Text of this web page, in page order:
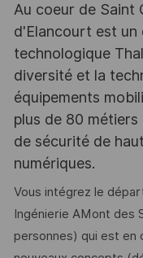
Au coeur de Saint
d'Elancourt est un
technologique
diversité et la
équipements
plus de 80
de sécurité de
numériques.
Vous intégrez le
Ingénierie AMont des
personnes) qui est en